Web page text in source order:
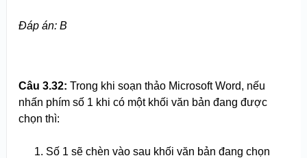
Đáp án: B
Câu 3.32: Trong khi soạn thảo Microsoft Word, nếu
nhấn phím số 1 khi có một khối văn bản đang được
chọn thì:
Số 1 sẽ chèn vào sau khối văn bản đang chọn